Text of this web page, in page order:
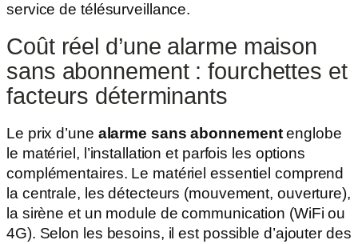
service de télésurveillance.
Coût réel d’une alarme maison
sans abonnement : fourchettes et
facteurs déterminants
Le prix d’une alarme sans abonnementenglobe
le matériel, l’installation et parfois les options
complémentaires. Le matériel essentiel comprend
la centrale, les détecteurs (mouvement, ouverture),
la sirène et un module de communication (WiFi ou
4G). Selon les besoins, il est possible d’ajouter des